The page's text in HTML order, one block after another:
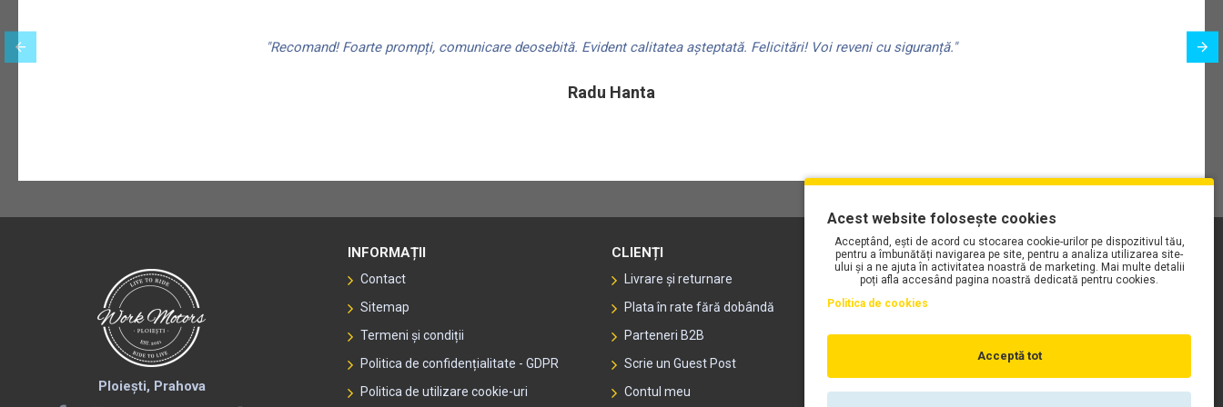
Schimbare rapidă fără scule
Sistemul de blocare cu reglaj de tensiune asigură etanșeitate perfectă; viziera se poate
schimba fără unelte. Ideal când condițiile meteorologice se schimbă rapid.
Estetică premium
Viziera transparentă asigură transmisie luminoasă completă (100%), oferind claritate
maximă în orice condiții de lumină, inclusiv pe timp de noapte. Este viziera de referință
pentru utilizare universală.
"Recomand! Foarte prompți, comunicare deosebită. Evident calitatea așteptată. Felicitări! Voi reveni cu siguranță."
Radu Hanta
Ploiești, Prahova
INFORMAȚII
Contact
Sitemap
Termeni și condiții
Politica de confidențialitate - GDPR
Politica de utilizare cookie-uri
CLIENȚI
Livrare și returnare
Plata în rate fără dobândă
Parteneri B2B
Scrie un Guest Post
Contul meu
PLAYLIST-UL WORK MOTORS PE SPOTIFY
Acest website folosește cookies
Acceptând, ești de acord cu stocarea cookie-urilor pe dispozitivul tău,
pentru a îmbunătăți navigarea pe site, pentru a analiza utilizarea site-
ului și a ne ajuta în activitatea noastră de marketing. Mai multe detalii
poți afla accesând pagina noastră dedicată pentru cookies.
Politica de cookies
Acceptă tot